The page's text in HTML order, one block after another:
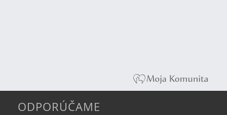
ODPORÚČAME